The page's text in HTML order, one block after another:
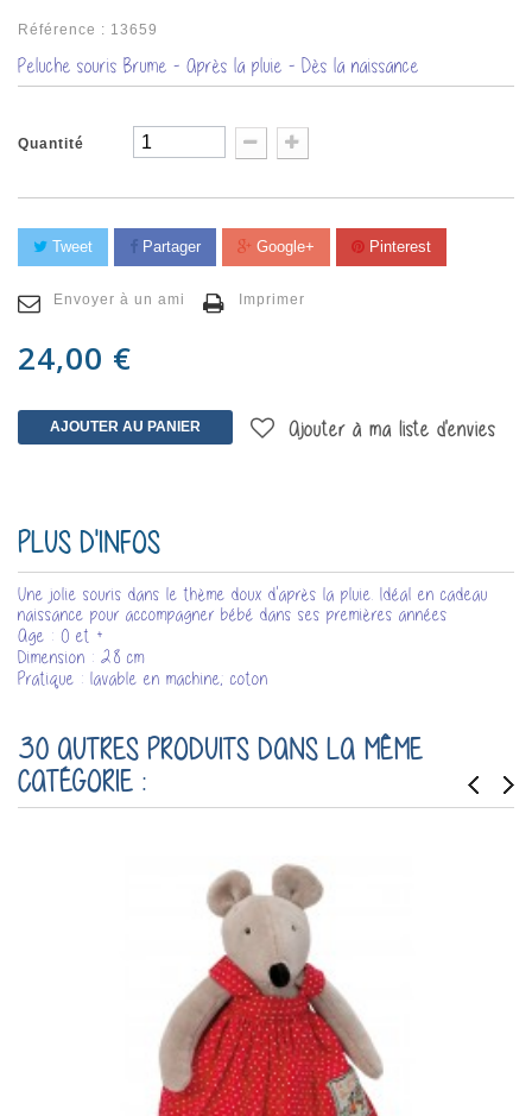
Référence : 13659
Peluche souris Brume - Après la pluie - Dès la naissance
Quantité
Tweet Partager Google+ Pinterest
Envoyer à un ami Imprimer
24,00 €
AJOUTER AU PANIER Ajouter à ma liste d'envies
PLUS D'INFOS
Une jolie souris dans le thème doux d'après la pluie. Idéal en cadeau
naissance pour accompagner bébé dans ses premières années
Age : 0 et +
Dimension : 28 cm
Pratique : lavable en machine; coton
30 AUTRES PRODUITS DANS LA MÊME
CATÉGORIE :